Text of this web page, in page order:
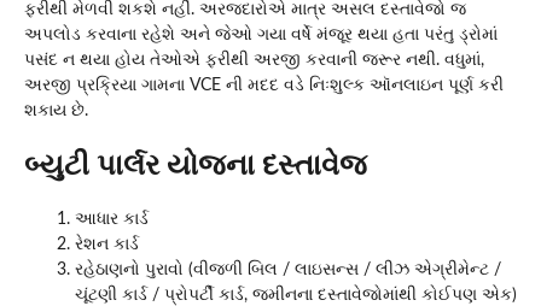
ફરીથી મેળવી શકશે નહીં. અરજદારોએ માત્ર અસલ દસ્તાવેજો જ
અપલોડ કરવાના રહેશે અને જેઓ ગયા વર્ષે મંજૂર થયા હતા પરંતુ ડ્રોમાં
પસંદ ન થયા હોય તેઓએ ફરીથી અરજી કરવાની જરૂર નથી. વધુમાં,
અરજી પ્રક્રિયા ગામના VCE ની મદદ વડે નિઃશુલ્ક ઑનલાઇન પૂર્ણ કરી
શકાય છે.
બ્યુટી પાર્લર યોજના દસ્તાવેજ
આધાર કાર્ડ
રેશન કાર્ડ
રહેઠાણનો પુરાવો (વીજળી બિલ / લાઇસન્સ / લીઝ એગ્રીમેન્ટ /
ચૂંટણી કાર્ડ / પ્રોપર્ટી કાર્ડ, જમીનના દસ્તાવેજોમાંથી કોઈપણ એક)